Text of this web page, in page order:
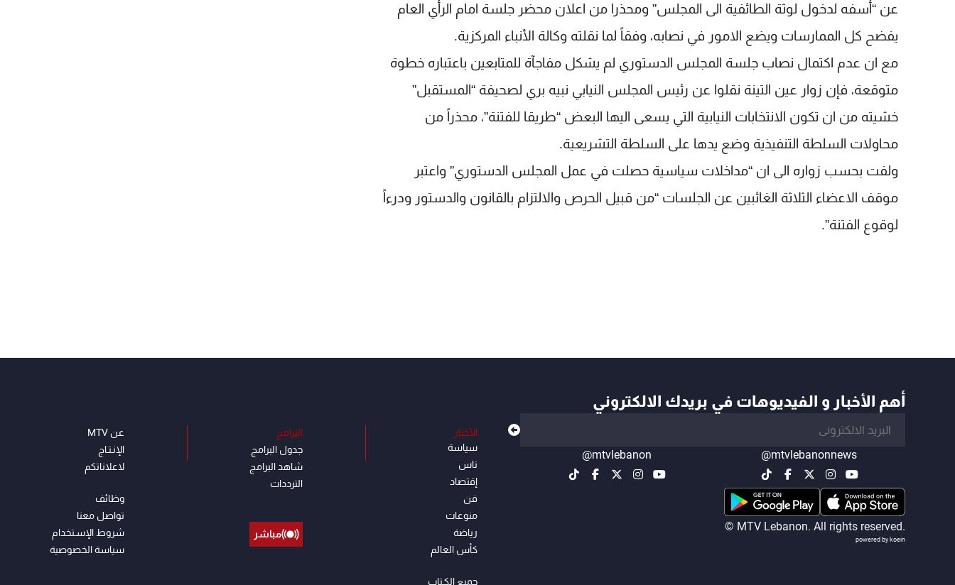
عن “أسفه لدخول لوثة الطائفية الى المجلس” ومحذرا من اعلان محضر جلسة امام الرأي العام
يفضح كل الممارسات ويضع الامور في نصابه، وفقاً لما نقلته وكالة الأنباء المركزية.
مع ان عدم اكتمال نصاب جلسة المجلس الدستوري لم يشكل مفاجآة للمتابعين باعتباره خطوة
متوقعة، فإن زوار عين التينة نقلوا عن رئيس المجلس النيابي نبيه بري لصحيفة “المستقبل”
خشيته من ان تكون الانتخابات النيابية التي يسعى اليها البعض “طريقا للفتنة”، محذراً من
محاولات السلطة التنفيذية وضع يدها على السلطة التشريعية.
ولفت بحسب زواره الى ان “مداخلات سياسية حصلت في عمل المجلس الدستوري” واعتبر
موقف الاعضاء الثلاثة الغائبين عن الجلسات “من قبيل الحرص والالتزام بالقانون والدستور ودرءاً
لوقوع الفتنة”.
أهم الأخبار و الفيديوهات في بريدك الالكتروني
@mtvlebanonnews
@mtvlebanon
© MTV Lebanon. All rights reserved.
powered by koein
الأخبار
سياسة
ناس
إقتصاد
فن
منوعات
رياضة
كأس العالم
جميع الكـتاب
البرامج
جدول البرامج
شاهد البرامج
الترددات
مباشر
عن MTV
الإنـتـاج
لاعلاناتكم
وظائف
تواصل معنا
شروط الإسـتخدام
سياسة الخصوصية